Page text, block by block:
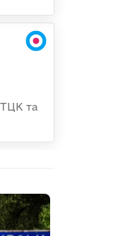
та